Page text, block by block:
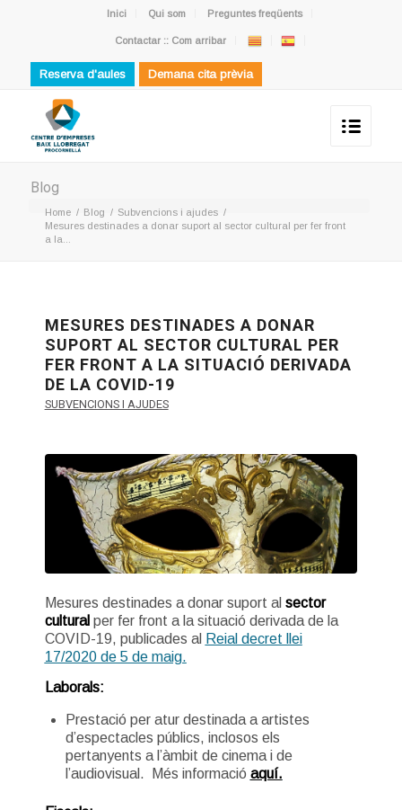
Inici Qui som Preguntes freqüents
Contactar :: Com arribar
Reserva d'aules Demana cita prèvia
Blog
Home / Blog / Subvencions i ajudes /
Mesures destinades a donar suport al sector cultural per fer front
a la...
MESURES DESTINADES A DONAR
SUPORT AL SECTOR CULTURAL PER
FER FRONT A LA SITUACIÓ DERIVADA
DE LA COVID-19
SUBVENCIONS I AJUDES
Mesures destinades a donar suport al sector
cultural per fer front a la situació derivada de la
COVID-19, publicades al Reial decret llei
17/2020 de 5 de maig.
Laborals:
Prestació per atur destinada a artistes
d’espectacles públics, inclosos els
pertanyents a l’àmbit de cinema i de
l’audiovisual. Més informació aquí.